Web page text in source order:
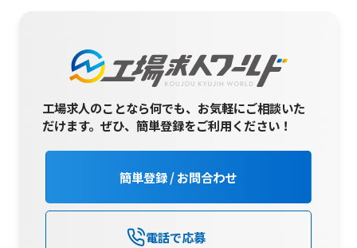
工場求人のことなら何でも、お気軽にご相談いた
だけます。ぜひ、簡単登録をご利用ください！
簡単登録 / お問合わせ
電話で応募